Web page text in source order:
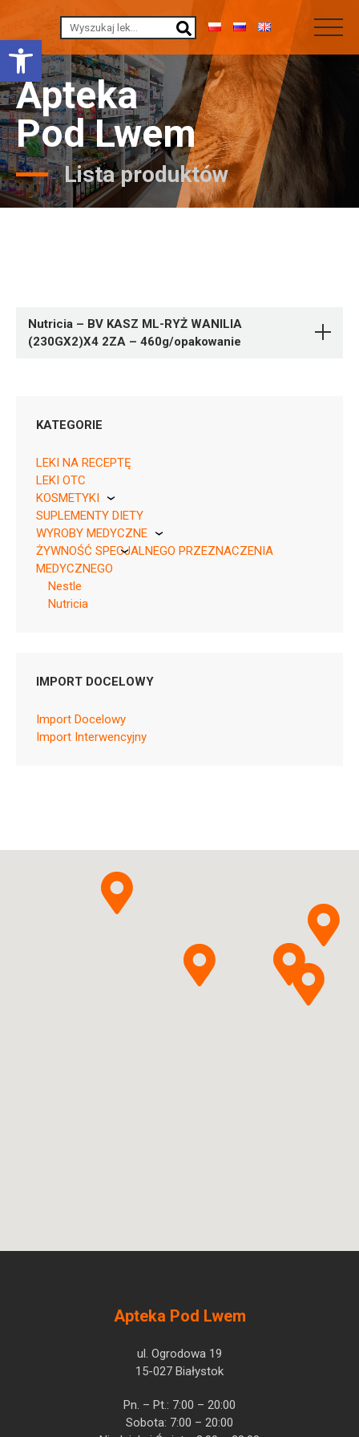
Otwórz pasek narzędzi
Apteka
Pod Lwem
Lista produktów
Nutricia – BV KASZ ML-RYŻ WANILIA
(230GX2)X4 2ZA – 460g/opakowanie
KATEGORIE
LEKI NA RECEPTĘ
LEKI OTC
KOSMETYKI
Pierre Fabre
SUPLEMENTY DIETY
WYROBY MEDYCZNE
KikGel
ŻYWNOŚĆ SPECJALNEGO PRZEZNACZENIA
MEDYCZNEGO
Nestle
Nutricia
IMPORT DOCELOWY
Import Docelowy
Import Interwencyjny
Apteka Pod Lwem
ul. Ogrodowa 19
15-027 Białystok
Pn. – Pt.: 7:00 – 20:00
Sobota: 7:00 – 20:00